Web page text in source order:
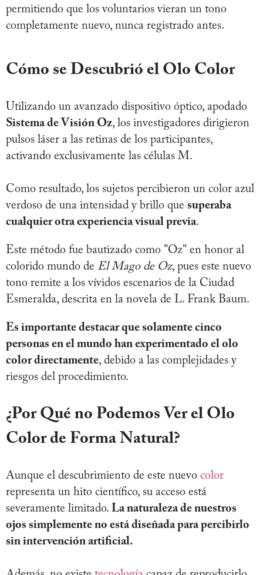
permitiendo que los voluntarios vieran un tono
completamente nuevo, nunca registrado antes.
Cómo se Descubrió el Olo Color
Utilizando un avanzado dispositivo óptico, apodado
Sistema de Visión Oz, los investigadores dirigieron
pulsos láser a las retinas de los participantes,
activando exclusivamente las células M.
Como resultado, los sujetos percibieron un color azul
verdoso de una intensidad y brillo que superaba
cualquier otra experiencia visual previa.
Este método fue bautizado como "Oz" en honor al
colorido mundo de El Mago de Oz, pues este nuevo
tono remite a los vívidos escenarios de la Ciudad
Esmeralda, descrita en la novela de L. Frank Baum.
Es importante destacar que solamente cinco
personas en el mundo han experimentado el olo
color directamente, debido a las complejidades y
riesgos del procedimiento.
¿Por Qué no Podemos Ver el Olo
Color de Forma Natural?
Aunque el descubrimiento de este nuevo color
representa un hito científico, su acceso está
severamente limitado. La naturaleza de nuestros
ojos simplemente no está diseñada para percibirlo
sin intervención artificial.